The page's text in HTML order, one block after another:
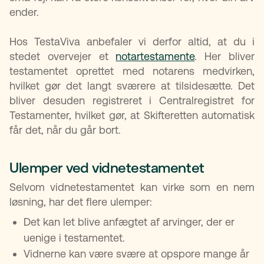
ender.
Hos TestaViva anbefaler vi derfor altid, at du i
stedet overvejer et notartestamente. Her bliver
testamentet oprettet med notarens medvirken,
hvilket gør det langt sværere at tilsidesætte. Det
bliver desuden registreret i Centralregistret for
Testamenter, hvilket gør, at Skifteretten automatisk
får det, når du går bort.
Ulemper ved vidnetestamentet
Selvom vidnetestamentet kan virke som en nem
løsning, har det flere ulemper:
Det kan let blive anfægtet af arvinger, der er
uenige i testamentet.
Vidnerne kan være svære at opspore mange år